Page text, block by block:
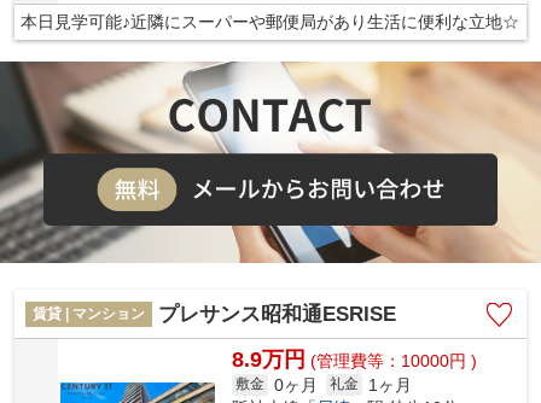
本日見学可能♪近隣にスーパーや郵便局があり生活に便利な立地☆
賃貸 | マンション プレサンス昭和通ESRISE
8.9万円 (管理費等：10000円 )
敷金 0ヶ月 礼金
1ヶ月